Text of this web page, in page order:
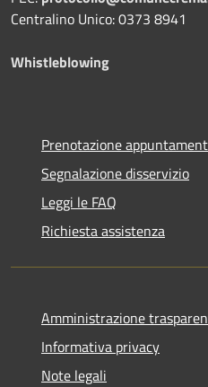
Centralino Unico: 0373 8941
Whistleblowing
Prenotazione
Segnalazione disservizio
Leggi le FAQ
Richiesta assistenza
Amministrazione
Informativa privacy
Note legali